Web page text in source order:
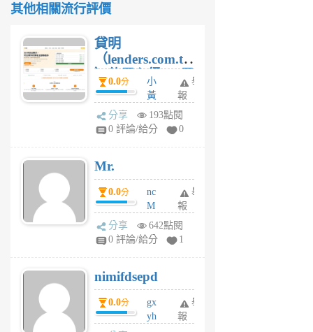
其他相關流行評價
貸明
（lenders.com.tw
）使用心得 — 民
間貸款比較平台
體驗
0.0分
小
黃
蜂
1
舉
報
分享
193點閱
0 評論/給分
0
Mr.
0.0分
nc
M
U
F
U
5
個
月
舉
報
分享
642點閱
0 評論/給分
1
nimifdsepd
0.0分
gx
yh
舉
報